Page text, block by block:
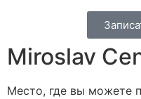
Miroslav
Место, где вы можете